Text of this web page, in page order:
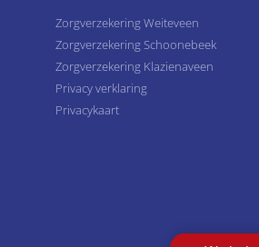
Zorgverzekering Weiteveen
Zorgverzekering Schoonebeek
Zorgverzekering Klazienaveen
Privacy verklaring
Privacykaart